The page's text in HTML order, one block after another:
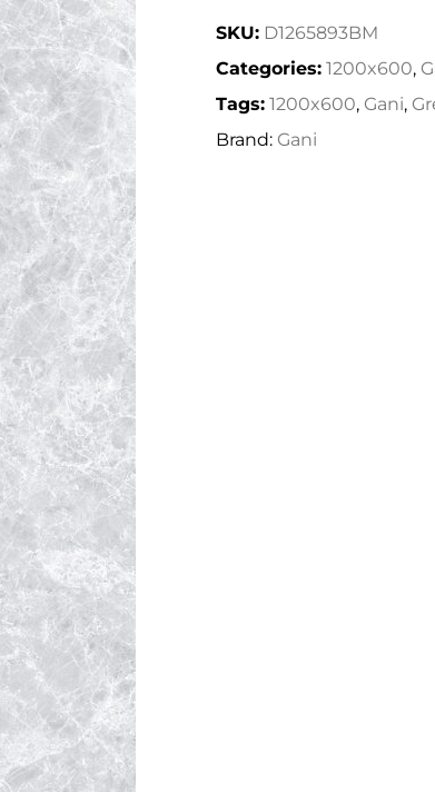
SKU: D1265893BM
Categories: 1200x600,
Tags: 1200x600, Gani,
Brand: Gani